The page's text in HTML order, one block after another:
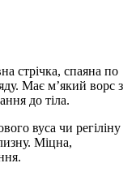
стрічка, спаяна по
Має м’який ворс з
до тіла.
вуса чи регіліну
Міцна,